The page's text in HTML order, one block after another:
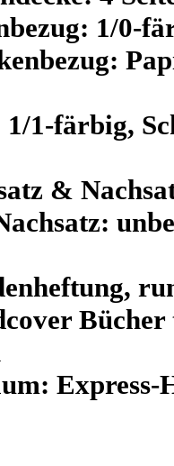
1/0-
1/1-färbig,
&
: Express-